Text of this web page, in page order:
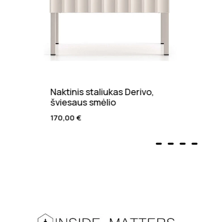
Kėdė Mera, riešuto, tamsiai
pilka
180,00€